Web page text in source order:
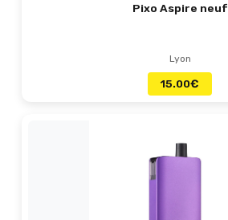
Pixo Aspire neuf
Lyon
15.00€